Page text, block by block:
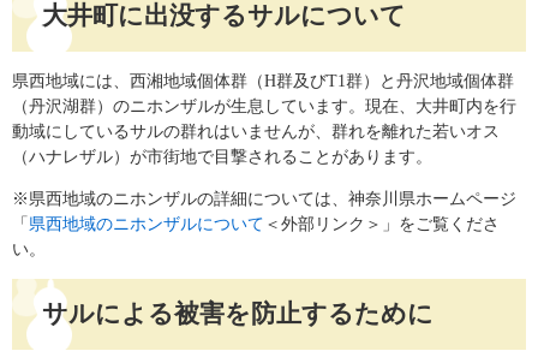
大井町に出没するサルについて
県西地域には、西湘地域個体群（H群及びT1群）と丹沢地域個体群
（丹沢湖群）のニホンザルが生息しています。現在、大井町内を行
動域にしているサルの群れはいませんが、群れを離れた若いオス
（ハナレザル）が市街地で目撃されることがあります。
※県西地域のニホンザルの詳細については、神奈川県ホームページ
「 県西地域のニホンザルについて ＜外部リンク＞ 」​をご覧くださ
い。
サルによる被害を防止するために​